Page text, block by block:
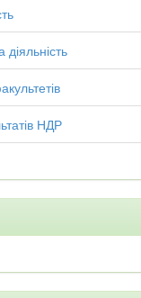
діяльність
НДР